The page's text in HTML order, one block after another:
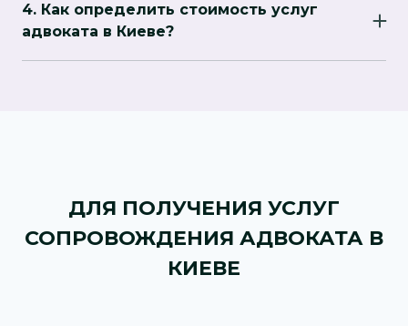
отзывы клиентов и уточнить его предыдущие
успехи в подобных делах.
4. Как определить стоимость услуг
адвоката в Киеве?
ДЛЯ ПОЛУЧЕНИЯ УСЛУГ
СОПРОВОЖДЕНИЯ АДВОКАТА В
КИЕВЕ